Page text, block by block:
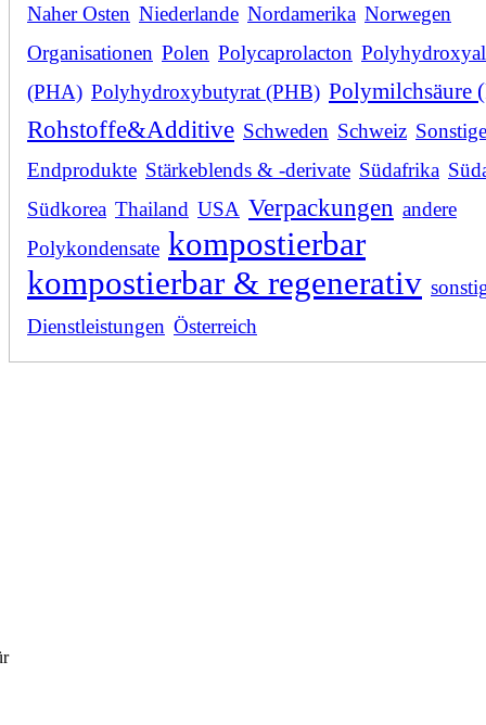
Naher Osten Niederlande Nordamerika Norwegen
Organisationen Polen Polycaprolacton
(PHA) Polyhydroxybutyrat (PHB) Polymilchsäure
Rohstoffe&Additive Schweden Schweiz Sonstige
Endprodukte Stärkeblends & -derivate Südafrika
Südkorea Thailand USA Verpackungen andere
Polykondensate kompostierbar
kompostierbar & regenerativ
Dienstleistungen Österreich